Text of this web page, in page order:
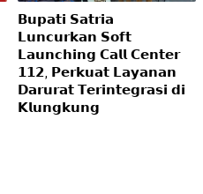
𝗕𝘂𝗽𝗮𝘁𝗶 𝗦𝗮𝘁𝗿𝗶𝗮
𝗟𝘂𝗻𝗰𝘂𝗿𝗸𝗮𝗻 𝗦𝗼𝗳𝘁
𝗟𝗮𝘂𝗻𝗰𝗵𝗶𝗻𝗴 𝗖𝗮𝗹𝗹 𝗖𝗲𝗻𝘁𝗲𝗿
𝟭𝟭𝟮, 𝗣𝗲𝗿𝗸𝘂𝗮𝘁 𝗟𝗮𝘆𝗮𝗻𝗮𝗻
𝗗𝗮𝗿𝘂𝗿𝗮𝘁 𝗧𝗲𝗿𝗶𝗻𝘁𝗲𝗴𝗿𝗮𝘀𝗶 𝗱𝗶
𝗞𝗹𝘂𝗻𝗴𝗸𝘂𝗻𝗴